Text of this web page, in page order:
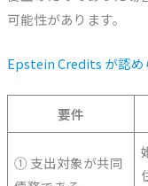
可能性があります。
Epstein Credits が認め
要件
① 支出対象が共同